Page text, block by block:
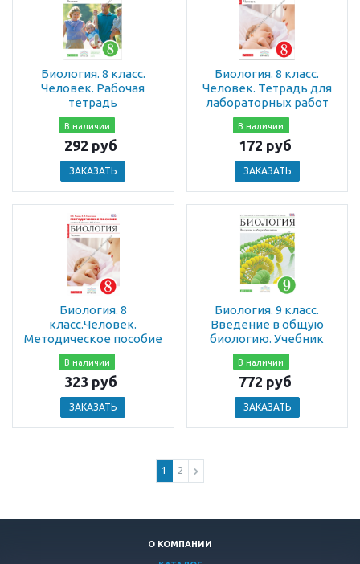
Биология. 8 класс.
Человек. Рабочая
тетрадь
В наличии
292 руб
ЗАКАЗАТЬ
Биология. 8 класс.
Человек. Тетрадь для
лабораторных работ
В наличии
172 руб
ЗАКАЗАТЬ
Биология. 8
класс.Человек.
Методическое пособие
В наличии
323 руб
ЗАКАЗАТЬ
Биология. 9 класс.
Введение в общую
биологию. Учебник
В наличии
772 руб
ЗАКАЗАТЬ
1 2
О КОМПАНИИ